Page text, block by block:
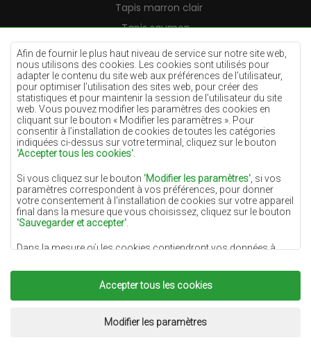
Afin de fournir le plus haut niveau de service sur notre site web,
nous utilisons des cookies. Les cookies sont utilisés pour
adapter le contenu du site web aux préférences de l’utilisateur,
pour optimiser l’utilisation des sites web, pour créer des
statistiques et pour maintenir la session de l’utilisateur du site
web. Vous pouvez modifier les paramètres des cookies en
cliquant sur le bouton « Modifier les paramètres ». Pour
consentir à l’installation de cookies de toutes les catégories
indiquées ci-dessus sur votre terminal, cliquez sur le bouton
'Accepter tous les cookies'
Si vous cliquez sur le bouton 'Modifier les paramètres' , si vos
paramètres correspondent à vos préférences, pour donner
votre consentement à l'installation de cookies sur votre appareil
final dans la mesure que vous choisissez, cliquez sur le bouton
'Sauvegarder et accepter'
Dans la mesure où les cookies contiendront vos données à
du responsable du traitement des données (DYWANYCHEMEX)
ou de tiers sous la forme de la fourniture de services de haute
qualité sur notre site Web et des activités de marketing du
responsable du traitement des données et de ses Partenaires de
Accepter tous les cookies
Modifier les paramètres
Tapis marron clair
Tapis saumon
Tapis crème
Tapis lilas
Tapis jaunes
Tapis menthe
Tapis bleus
Tapis oranges
Tapis gris
Tapis terre cuite
Tapis dorés
Réalisation:www.dimax.pl